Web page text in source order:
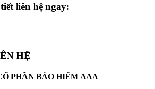
liên hệ ngay:
HỆ
PHẦN BẢO HIỂM AAA